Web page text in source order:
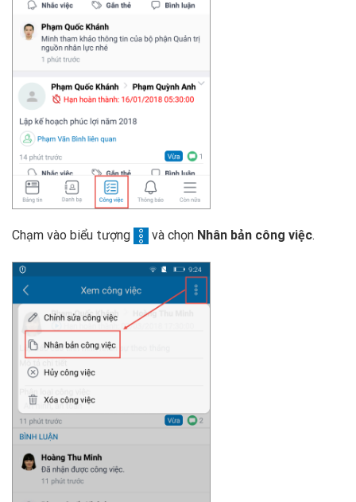
Chạm vào biểu tượng và chọn Nhân bản công việc.